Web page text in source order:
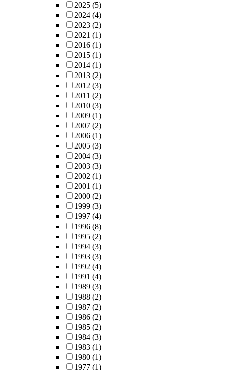
2025 (5)
2024 (4)
2023 (2)
2021 (1)
2016 (1)
2015 (1)
2014 (1)
2013 (2)
2012 (3)
2011 (2)
2010 (3)
2009 (1)
2007 (2)
2006 (1)
2005 (3)
2004 (3)
2003 (3)
2002 (1)
2001 (1)
2000 (2)
1999 (3)
1997 (4)
1996 (8)
1995 (2)
1994 (3)
1993 (3)
1992 (4)
1991 (4)
1989 (3)
1988 (2)
1987 (2)
1986 (2)
1985 (2)
1984 (3)
1983 (1)
1980 (1)
1977 (1)